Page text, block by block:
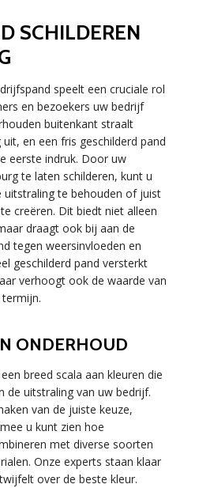
SCHILDEREN
speelt een cruciale rol
en bezoekers uw bedrijf
buitenkant straalt
en een fris geschilderd pand
eerste indruk. Door uw
te laten schilderen, kunt u
uitstraling te behouden of juist
creëren. Dit biedt niet alleen
draagt ook bij aan de
tegen weersinvloeden en
geschilderd pand versterkt
verhoogt ook de waarde van
ONDERHOUD
breed scala aan kleuren die
de uitstraling van uw bedrijf.
van de juiste keuze,
u kunt zien hoe
met diverse soorten
Onze experts staan klaar
over de beste kleur.